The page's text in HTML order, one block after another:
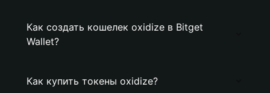
Как создать кошелек oxidize в Bitget
Wallet?
Как купить токены oxidize?